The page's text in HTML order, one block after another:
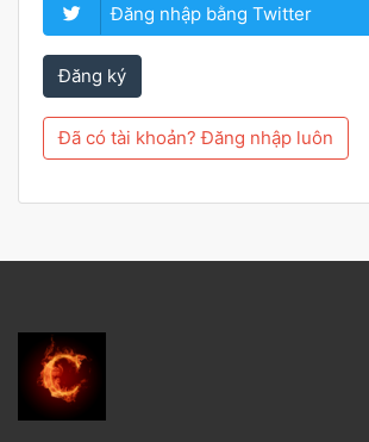
Đăng nhập bằng Twitter
Đăng ký
Đã có tài khoản? Đăng nhập luôn